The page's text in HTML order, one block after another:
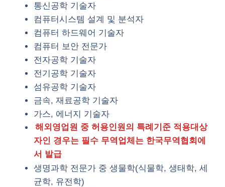
통신공학 기술자
컴퓨터시스템 설계 및 분석자
컴퓨터 하드웨어 기술자
컴퓨터 보안 전문가
전자공학 기술자
전기공학 기술자
섬유공학 기술자
금속, 재료공학 기술자
가스, 에너지 기술자
해외영업원 중 허용인원의 특례기준 적용대상
자인 경우는 필수 무역업체는 한국무역협회에
서 발급
생명과학 전문가 중 생물학(식물학, 생태학, 세
균학, 유전학)